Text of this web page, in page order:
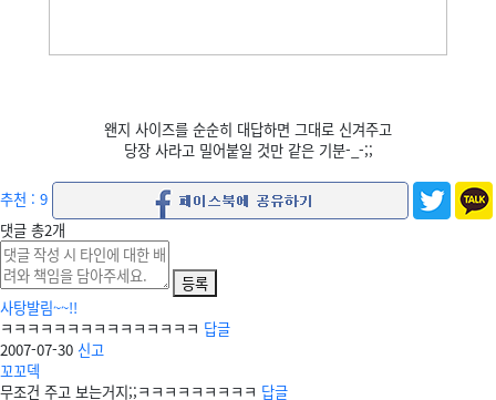
왠지 사이즈를 순순히 대답하면 그대로 신겨주고
당장 사라고 밀어붙일 것만 같은 기분-_-;;
추천 : 9
댓글 총2개
등록
사탕발림~~!!
ㅋㅋㅋㅋㅋㅋㅋㅋㅋㅋㅋㅋㅋㅋㅋ 답글
2007-07-30 신고
꼬꼬덱
무조건 주고 보는거지;;ㅋㅋㅋㅋㅋㅋㅋㅋㅋ 답글